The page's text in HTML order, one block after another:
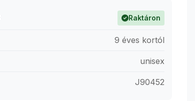
Raktáron
9 éves kortól
unisex
J90452